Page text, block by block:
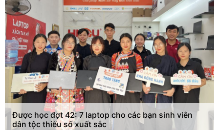
Được học đợt 42: 7 laptop cho các bạn sinh viên
dân tộc thiểu số xuất sắc